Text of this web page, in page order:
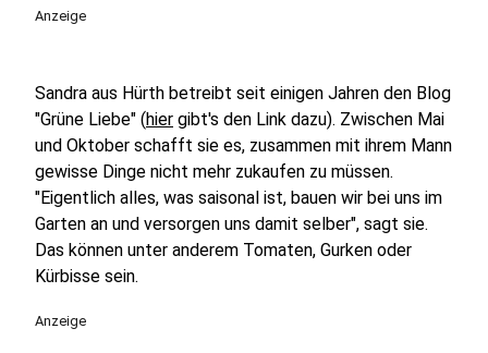
Anzeige
Sandra aus Hürth betreibt seit einigen Jahren den Blog
"Grüne Liebe" (hier gibt's den Link dazu). Zwischen Mai
und Oktober schafft sie es, zusammen mit ihrem Mann
gewisse Dinge nicht mehr zukaufen zu müssen.
"Eigentlich alles, was saisonal ist, bauen wir bei uns im
Garten an und versorgen uns damit selber", sagt sie.
Das können unter anderem Tomaten, Gurken oder
Kürbisse sein.
Anzeige